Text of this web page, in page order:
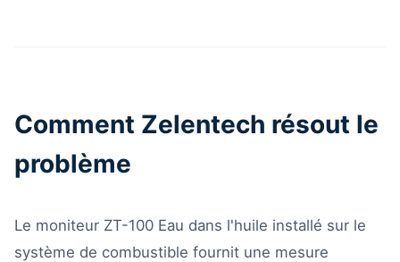
Comment Zelentech résout le
problème
Le moniteur ZT-100 Eau dans l'huile installé sur le
système de combustible fournit une mesure